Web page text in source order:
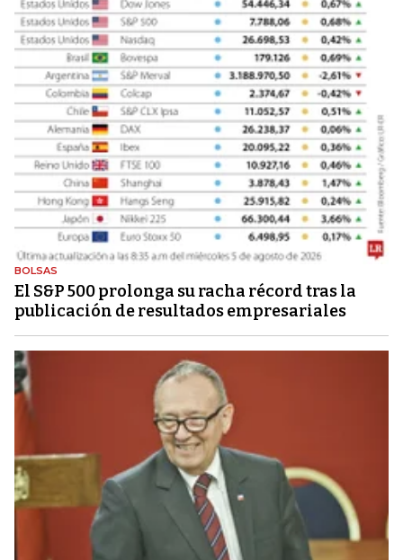
BOLSAS
El S&P 500 prolonga su racha récord tras la
publicación de resultados empresariales